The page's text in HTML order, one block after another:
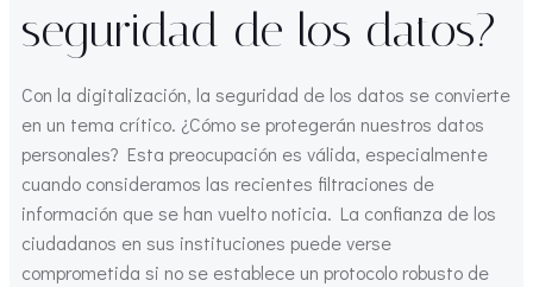
seguridad de los datos?
Con la digitalización, la seguridad de los datos se convierte
en un tema crítico. ¿Cómo se protegerán nuestros datos
personales? Esta preocupación es válida, especialmente
cuando consideramos las recientes filtraciones de
información que se han vuelto noticia. La confianza de los
ciudadanos en sus instituciones puede verse
comprometida si no se establece un protocolo robusto de